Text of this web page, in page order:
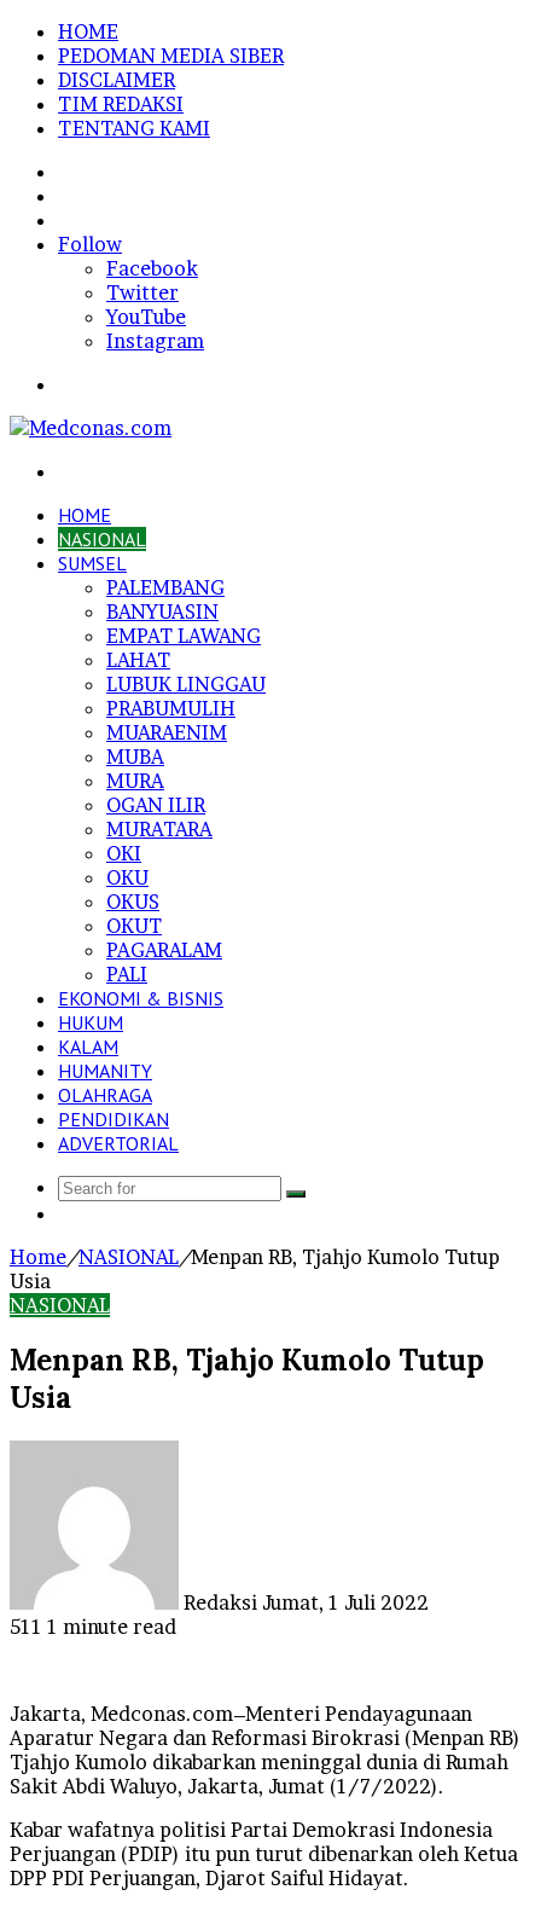
HOME
PEDOMAN MEDIA SIBER
DISCLAIMER
TIM REDAKSI
TENTANG KAMI
In
Follow
Facebook
Twitter
YouTube
Instagram
HOME
NASIONAL
SUMSEL
PALEMBANG
BANYUASIN
EMPAT LAWANG
LAHAT
LUBUK LINGGAU
PRABUMULIH
MUARAENIM
MUBA
MURA
OGAN ILIR
MURATARA
OKI
OKU
OKUS
OKUT
PAGARALAM
PALI
EKONOMI & BISNIS
HUKUM
KALAM
HUMANITY
OLAHRAGA
PENDIDIKAN
ADVERTORIAL
Search
Home/NASIONAL/Menpan RB, Tjahjo Kumolo Tutup
Usia
NASIONAL
Menpan RB, Tjahjo Kumolo Tutup
Usia
Redaksi Jumat, 1 Juli 2022
511 1 minute read
Jakarta, Medconas.com–Menteri Pendayagunaan
Aparatur Negara dan Reformasi Birokrasi (Menpan RB)
Tjahjo Kumolo dikabarkan meninggal dunia di Rumah
Sakit Abdi Waluyo, Jakarta, Jumat (1/7/2022).
Kabar wafatnya politisi Partai Demokrasi Indonesia
Perjuangan (PDIP) itu pun turut dibenarkan oleh Ketua
DPP PDI Perjuangan, Djarot Saiful Hidayat.